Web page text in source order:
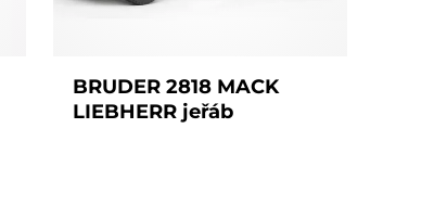
BRUDER 2818 MACK
LIEBHERR jeřáb